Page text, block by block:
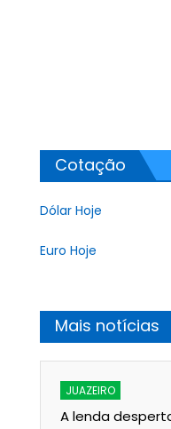
Cotação
Dólar Hoje
Euro Hoje
Mais notícias
JUAZEIRO
A lenda